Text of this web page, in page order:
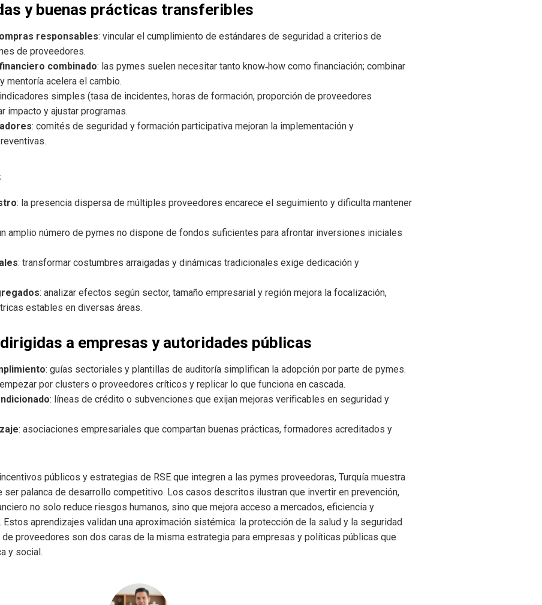
y buenas prácticas transferibles
responsables: vincular el cumplimiento de estándares de seguridad a criterios de
de proveedores.
combinado: las pymes suelen necesitar tanto know‑how como financiación; combinar
mentoría acelera el cambio.
simples (tasa de incidentes, horas de formación, proporción de proveedores
impacto y ajustar programas.
: comités de seguridad y formación participativa mejoran la implementación y
: la presencia dispersa de múltiples proveedores encarece el seguimiento y dificulta mantener
amplio número de pymes no dispone de fondos suficientes para afrontar inversiones iniciales
: transformar costumbres arraigadas y dinámicas tradicionales exige dedicación y
: analizar efectos según sector, tamaño empresarial y región mejora la focalización,
estables en diversas áreas.
a empresas y autoridades públicas
: guías sectoriales y plantillas de auditoría simplifican la adopción por parte de pymes.
por clusters o proveedores críticos y replicar lo que funciona en cascada.
: líneas de crédito o subvenciones que exijan mejoras verificables en seguridad y
: asociaciones empresariales que compartan buenas prácticas, formadores acreditados y
públicos y estrategias de RSE que integren a las pymes proveedoras, Turquía muestra
ser palanca de desarrollo competitivo. Los casos descritos ilustran que invertir en prevención,
no solo reduce riesgos humanos, sino que mejora acceso a mercados, eficiencia y
aprendizajes validan una aproximación sistémica: la protección de la salud y la seguridad
proveedores son dos caras de la misma estrategia para empresas y políticas públicas que
y social.